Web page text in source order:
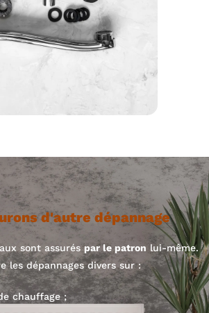
d'autre dépannage
sont assuréspar le patron lui-même.
les dépannages divers sur :
chauffage ;